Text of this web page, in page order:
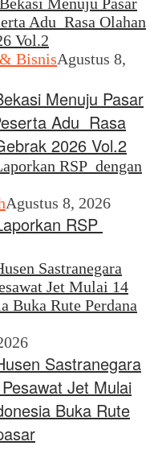
BisnisAgustus 8,
Menuju Pasar
Adu Rasa
2026 Vol.2
Agustus 8, 2026
RSP
Sastranegara
Jet Mulai
Buka Rute